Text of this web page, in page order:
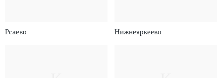
Рсаево Нижнеяркеево